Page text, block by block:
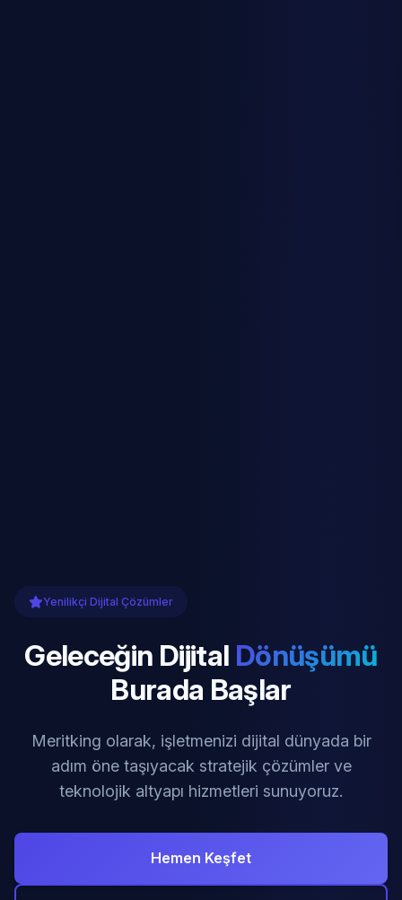
Yenilikçi Dijital Çözümler
Geleceğin Dijital Dönüşümü
Burada Başlar
Meritking olarak, işletmenizi dijital dünyada bir
adım öne taşıyacak stratejik çözümler ve
teknolojik altyapı hizmetleri sunuyoruz.
Hemen Keşfet